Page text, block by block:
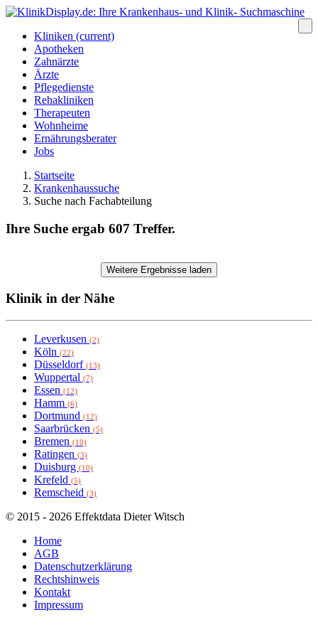
Kliniken (current)
Apotheken
Zahnärzte
Ärzte
Pflegedienste
Rehakliniken
Therapeuten
Wohnheime
Ernährungsberater
Jobs
Startseite
Krankenhaussuche
Suche nach Fachabteilung
Ihre Suche ergab 607 Treffer.
Weitere Ergebnisse laden
Klinik in der Nähe
Leverkusen (2)
Köln (22)
Düsseldorf (13)
Wuppertal (7)
Essen (12)
Hamm (6)
Dortmund (12)
Saarbrücken (5)
Bremen (10)
Ratingen (3)
Duisburg (10)
Krefeld (5)
Remscheid (3)
© 2015 - 2026 Effektdata Dieter Witsch
Home
AGB
Datenschutzerklärung
Rechtshinweis
Kontakt
Impressum